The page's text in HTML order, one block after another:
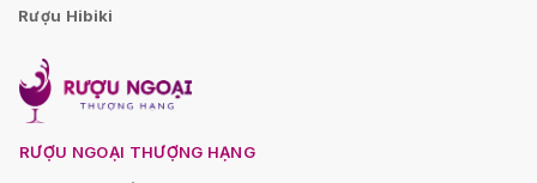
Rượu Hibiki
RƯỢU NGOẠI THƯỢNG HẠNG